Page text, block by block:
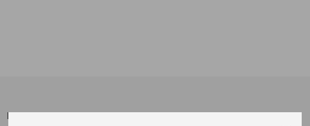
Menu Sociale Medier